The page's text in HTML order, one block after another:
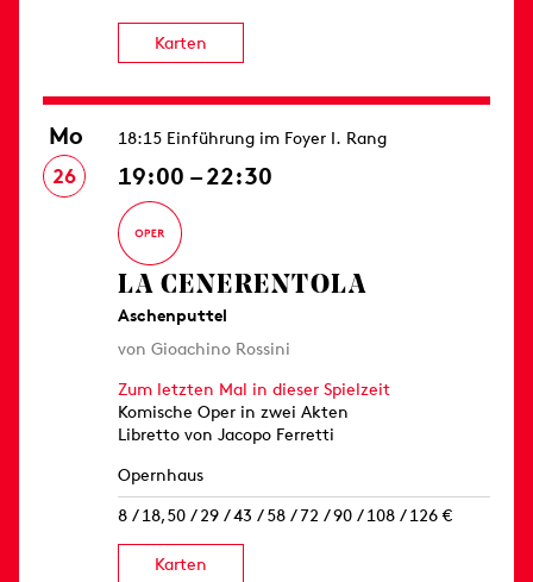
Karten
Mo
26
18:15 Einführung im Foyer I. Rang
19:00 – 22:30
LA CENERENTOLA
Aschenputtel
von Gioachino Rossini
Zum letzten Mal in dieser Spielzeit
Komische Oper in zwei Akten
Libretto von Jacopo Ferretti
Opernhaus
8 / 18,50 / 29 / 43 / 58 / 72 / 90 / 108 / 126 €
Karten